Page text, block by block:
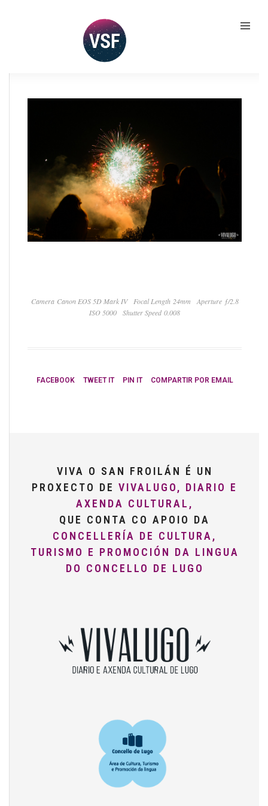
Camera Canon EOS 5D Mark IV Focal Length 24mm
Aperture ƒ/2.8
ISO 5000
Shutter Speed 0.008
FACEBOOK TWEET IT PIN IT COMPARTIR POR EMAIL
VIVA O SAN FROILÁN É UN
PROXECTO DE VIVALUGO, DIARIO E
AXENDA CULTURAL,
QUE CONTA CO APOIO DA
CONCELLERÍA DE CULTURA,
TURISMO E PROMOCIÓN DA LINGUA
DO CONCELLO DE LUGO